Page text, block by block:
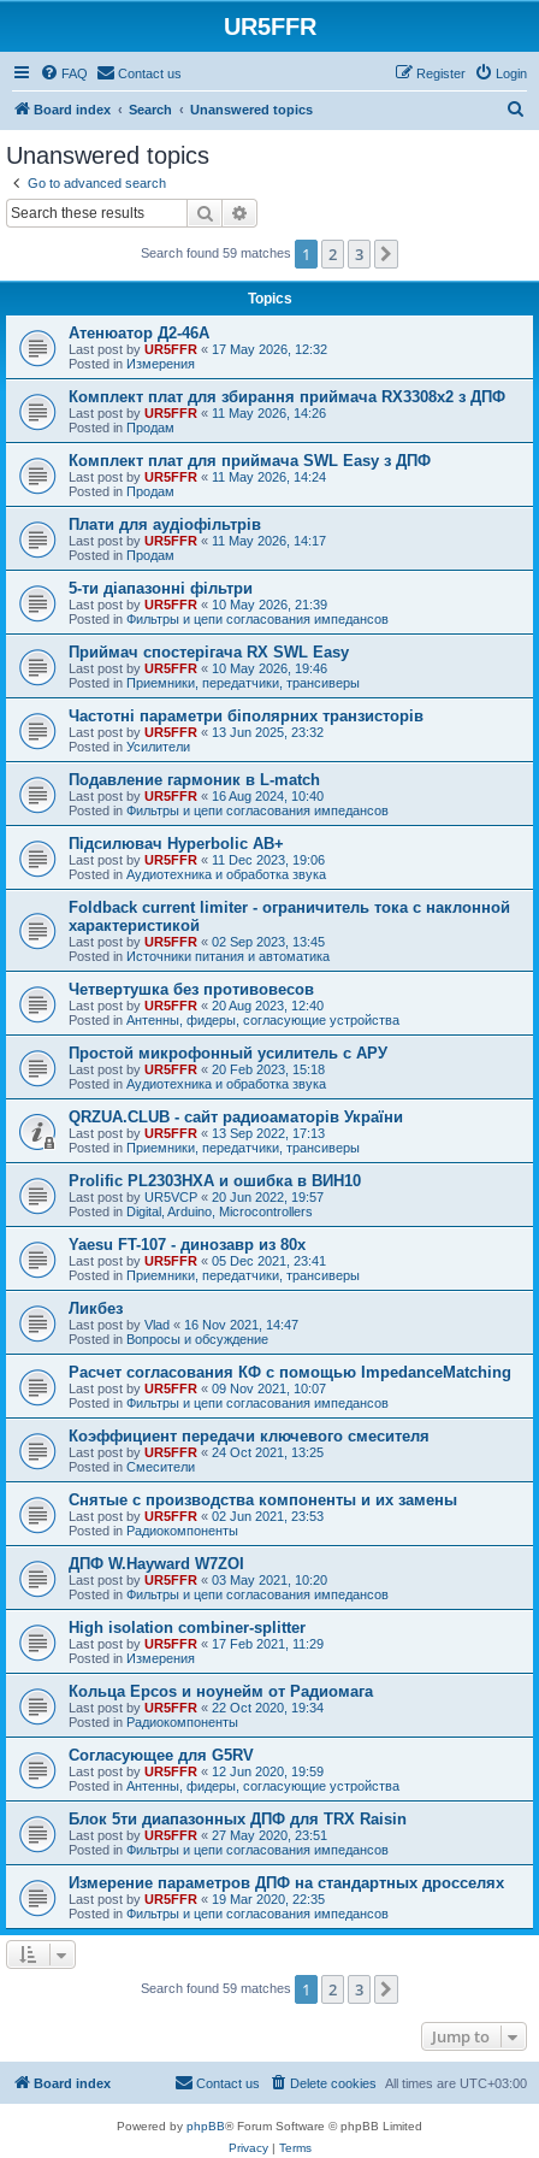
UR5FFR
FAQ Contact us Login
Register
Board index Search Unanswered topics
Unanswered topics
Go to advanced search
Search
Search found 59 matches 1 2 3
Topics
Атенюатор Д2-46А
Last post by UR5FFR « 17 May 2026, 12:32
Posted in Измерения
Комплект плат для збирання приймача RX3308x2 з ДПФ
Last post by UR5FFR « 11 May 2026, 14:26
Posted in Продам
Комплект плат для приймача SWL Easy з ДПФ
Last post by UR5FFR « 11 May 2026, 14:24
Posted in Продам
Плати для аудіофільтрів
Last post by UR5FFR « 11 May 2026, 14:17
Posted in Продам
5-ти діапазонні фільтри
Last post by UR5FFR « 10 May 2026, 21:39
Posted in Фильтры и цепи согласования импедансов
Приймач спостерігача RX SWL Easy
Last post by UR5FFR « 10 May 2026, 19:46
Posted in Приемники, передатчики, трансиверы
Частотні параметри біполярних транзисторів
Last post by UR5FFR « 13 Jun 2025, 23:32
Posted in Усилители
Подавление гармоник в L-match
Last post by UR5FFR « 16 Aug 2024, 10:40
Posted in Фильтры и цепи согласования импедансов
Підсилювач Hyperbolic AB+
Last post by UR5FFR « 11 Dec 2023, 19:06
Posted in Аудиотехника и обработка звука
Foldback current limiter - ограничитель тока с наклонной
характеристикой
Last post by UR5FFR « 02 Sep 2023, 13:45
Posted in Источники питания и автоматика
Четвертушка без противовесов
Last post by UR5FFR « 20 Aug 2023, 12:40
Posted in Антенны, фидеры, согласующие устройства
Простой микрофонный усилитель с АРУ
Last post by UR5FFR « 20 Feb 2023, 15:18
Posted in Аудиотехника и обработка звука
QRZUA.CLUB - сайт радиоаматорів України
Last post by UR5FFR « 13 Sep 2022, 17:13
Posted in Приемники, передатчики, трансиверы
Prolific PL2303HXA и ошибка в ВИН10
Last post by UR5VCP « 20 Jun 2022, 19:57
Posted in Digital, Arduino, Microcontrollers
Yaesu FT-107 - динозавр из 80х
Last post by UR5FFR « 05 Dec 2021, 23:41
Posted in Приемники, передатчики, трансиверы
Ликбез
Last post by Vlad « 16 Nov 2021, 14:47
Posted in Вопросы и обсуждение
Расчет согласования КФ с помощью ImpedanceMatching
Last post by UR5FFR « 09 Nov 2021, 10:07
Posted in Фильтры и цепи согласования импедансов
Коэффициент передачи ключевого смесителя
Last post by UR5FFR « 24 Oct 2021, 13:25
Posted in Смесители
Снятые с производства компоненты и их замены
Last post by UR5FFR « 02 Jun 2021, 23:53
Posted in Радиокомпоненты
ДПФ W.Hayward W7ZOI
Last post by UR5FFR « 03 May 2021, 10:20
Posted in Фильтры и цепи согласования импедансов
High isolation combiner-splitter
Last post by UR5FFR « 17 Feb 2021, 11:29
Posted in Измерения
Кольца Epcos и ноунейм от Радиомага
Last post by UR5FFR « 22 Oct 2020, 19:34
Posted in Радиокомпоненты
Согласующее для G5RV
Last post by UR5FFR « 12 Jun 2020, 19:59
Posted in Антенны, фидеры, согласующие устройства
Блок 5ти диапазонных ДПФ для TRX Raisin
Last post by UR5FFR « 27 May 2020, 23:51
Posted in Фильтры и цепи согласования импедансов
Измерение параметров ДПФ на стандартных дросселях
Last post by UR5FFR « 19 Mar 2020, 22:35
Posted in Фильтры и цепи согласования импедансов
Search found 59 matches 1 2 3
Jump to
Board index All times are UTC+03:00
Delete cookies
Contact us
Powered by phpBB® Forum Software © phpBB Limited
Privacy| Terms